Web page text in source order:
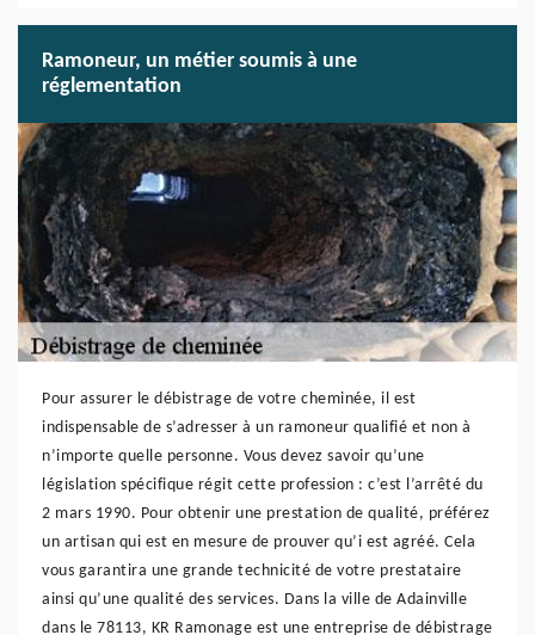
Ramoneur, un métier soumis à une
réglementation
Pour assurer le débistrage de votre cheminée, il est
indispensable de s’adresser à un ramoneur qualifié et non à
n’importe quelle personne. Vous devez savoir qu’une
législation spécifique régit cette profession : c’est l’arrêté du
2 mars 1990. Pour obtenir une prestation de qualité, préférez
un artisan qui est en mesure de prouver qu’i est agréé. Cela
vous garantira une grande technicité de votre prestataire
ainsi qu’une qualité des services. Dans la ville de Adainville
dans le 78113, KR Ramonage est une entreprise de débistrage